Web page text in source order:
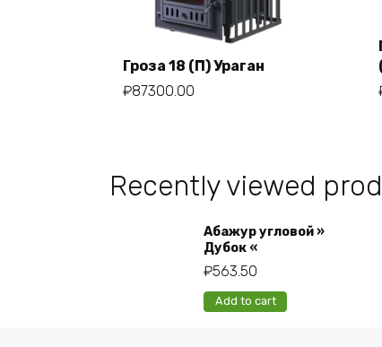
Гроза 18 (П) Ураган
₽87300.00
Recently viewed
Абажур угловой »
Дубок «
₽563.50
Add to cart